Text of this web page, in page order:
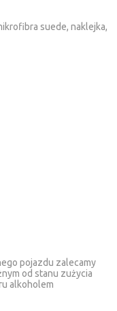
suede, naklejka,
pojazdu zalecamy
od stanu zużycia
alkoholem